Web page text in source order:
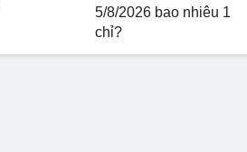
5/8/2026 bao nhiêu 1
chỉ?